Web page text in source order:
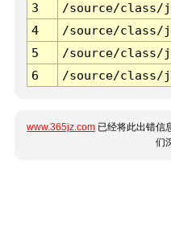
3 /source/class/
4
/source/class/
5
/source/class/
6
/source/class/
www.365jz.com 已经将此出错信
们